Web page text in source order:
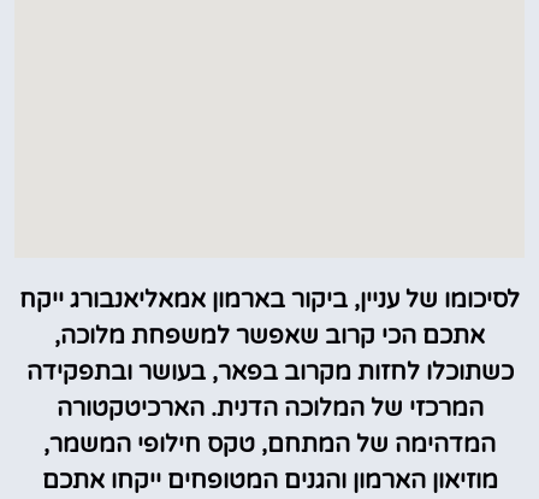
לסיכומו של עניין, ביקור בארמון אמאליאנבורג ייקח
אתכם הכי קרוב שאפשר למשפחת מלוכה,
כשתוכלו לחזות מקרוב בפאר, בעושר ובתפקידה
המרכזי של המלוכה הדנית. הארכיטקטורה
המדהימה של המתחם, טקס חילופי המשמר,
מוזיאון הארמון והגנים המטופחים ייקחו אתכם